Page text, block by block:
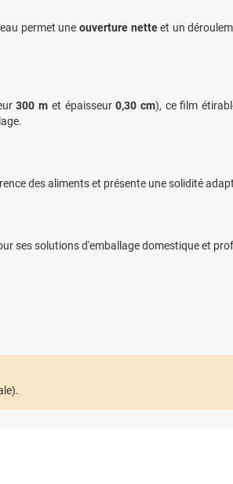
permet une ouverture netteet un
300 m et épaisseur0,30 cm), ce film
des aliments et présente une solidité
ses solutions d'emballage domestique et